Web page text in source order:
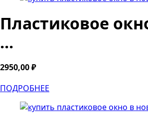
Пластиковое
...
2950,00₽
ПОДРОБНЕЕ